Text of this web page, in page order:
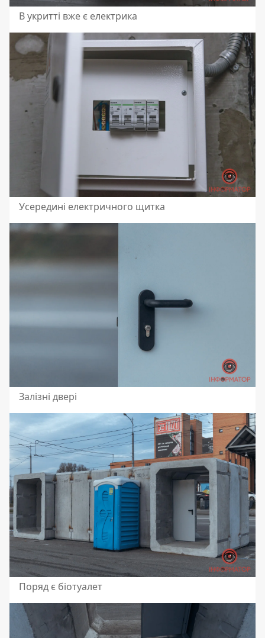
В укритті вже є електрика
Усередині електричного щитка
Залізні двері
Поряд є біотуалет